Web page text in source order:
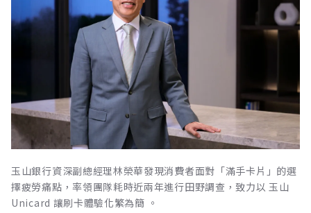
玉山銀行資深副總經理林榮華發現消費者面對「滿手卡片」的選
擇疲勞痛點，率領團隊耗時近兩年進行田野調查，致力以 玉山
Unicard 讓刷卡體驗化繁為簡 。